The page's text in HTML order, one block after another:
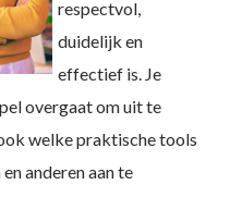
respectvol,
duidelijk en
effectief is. Je
overgaat om uit te
welke praktische tools
anderen aan te